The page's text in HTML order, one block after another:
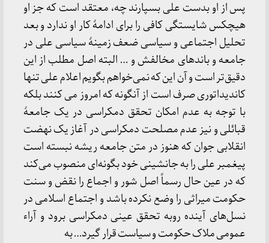
پس از او بدست علی بسپارند چه، معتقد است که جز او
هیچکس شایستگی کافی را برای ادامۀ کار او ندارد و بعد
تحلیل اجتماعی و سیاسی ضعف زمینۀ سیاسی علی در
جامعه و باند‌های مخالفش و … البته اصل مطلب از این
دقیق‌تر است و آن این که نمی‌خواهم بگویم اعلام علی تنها
کاندیداتوری صرف است از آنگونه که امروز می کنند بلکه
با توجه به عدم امکان تحقق دمکراسی در یک جامعۀ
قبائلی و نیز عدم مصلحت دمکراسی در آغاز یک نهضت
انقلابی جوان که هنوز در متن جامعه ریشه نبسته است
پیغمبر علی را به جانشینی خود بگونه‌ای منصوب می‌کند
که در عین حال رسماً اصل شور و اجماع را نقض و سنت
حکومت میراثی را وضع نکرده باشد و اجتماع اسلامی در
نسل‌های آینده روبه تحقق عینی دمکراسی برود و آراء
عمومی ملاک حکومت و سیاست قرار گیرد… به‌